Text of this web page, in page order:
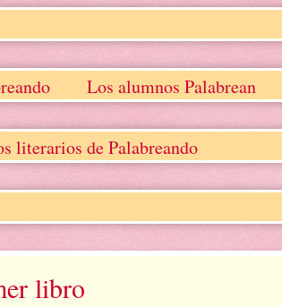
Los alumnos Palabrean
literarios de Palabreando
libro